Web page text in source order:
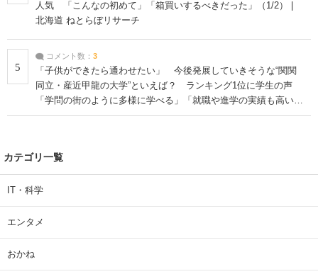
人気 「こんなの初めて」「箱買いするべきだった」（1/2） |
北海道 ねとらぼリサーチ
5
コメント数： 3
「子供ができたら通わせたい」 今後発展していきそうな“関関
同立・産近甲龍の大学”といえば？ ランキング1位に学生の声
「学問の街のように多様に学べる」「就職や進学の実績も高い」
| 大学 ねとらぼリサーチ
カテゴリ一覧
IT・科学
エンタメ
おかね